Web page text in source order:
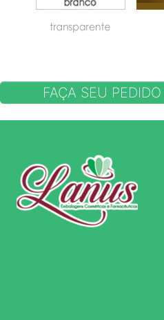
FAÇA SEU